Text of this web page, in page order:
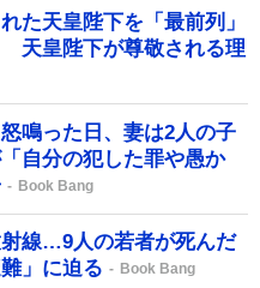
た天皇陛下を「最前列」
天皇陛下が尊敬される理
鳴った日、妻は2人の子
自分の犯した罪や愚か
Book Bang
線…9人の若者が死んだ
」に迫る
Book Bang